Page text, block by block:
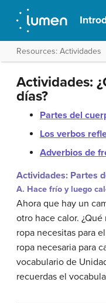
Resources: Actividades
Actividades:
días?
Partes del
Los verbos
Adverbios de
Actividades: Partes
A. Hace frío y luego
Ahora que hay un
otro hace calor.
ropa necesitas para
ropa necesaria para
vocabulario de
recuerdas el